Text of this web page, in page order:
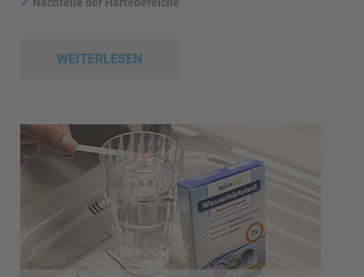
WEITERLESEN